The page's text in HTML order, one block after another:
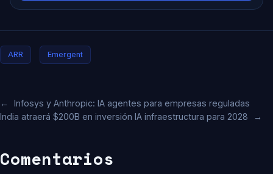
ARR Emergent
←
Infosys y Anthropic: IA agentes para empresas reguladas
India atraerá $200B en inversión IA infraestructura para 2028
→
Comentarios